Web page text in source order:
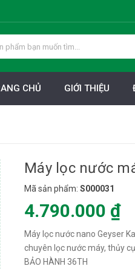
CHỦ GIỚI THIỆU
Máy lọc nước
Mã sản phẩm:S000031
4.790.000 ₫
Máy lọc nước nano Geyser
chuyên lọc nước máy, thủy
BẢO HÀNH 36TH